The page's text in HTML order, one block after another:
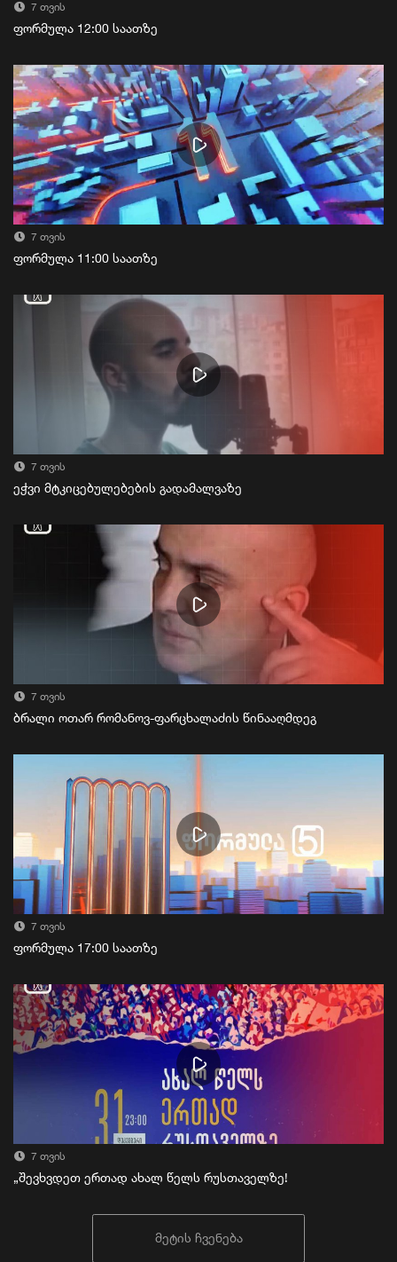
7 თვის
ფორმულა 12:00 საათზე
7 თვის
ფორმულა 11:00 საათზე
7 თვის
ეჭვი მტკიცებულებების გადამალვაზე
7 თვის
ბრალი ოთარ რომანოვ-ფარცხალაძის წინააღმდეგ
7 თვის
ფორმულა 17:00 საათზე
7 თვის
„შევხვდეთ ერთად ახალ წელს რუსთაველზე!
მეტის ჩვენება